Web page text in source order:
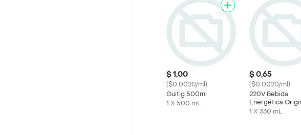
$ 1,00
($0.0020/ml)
Guitig 500ml
1 X 500 mL
$ 0,65
($0.0020/ml)
220V Bebida
Energética
1 X 330 mL